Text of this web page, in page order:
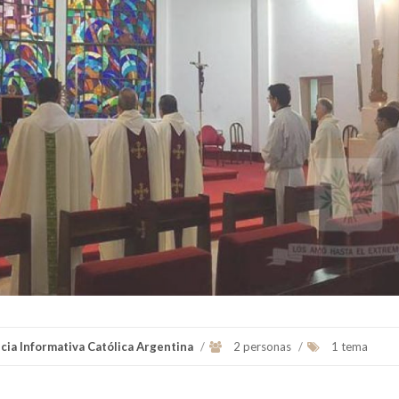
Informativa Católica Argentina / 2 personas / 1 tema
Ver Biografï¿½a y Noticias
Obispo de la Diócesis de
Eje.
Presidente de la
del Episcopad...
Ver Biografï¿½a y